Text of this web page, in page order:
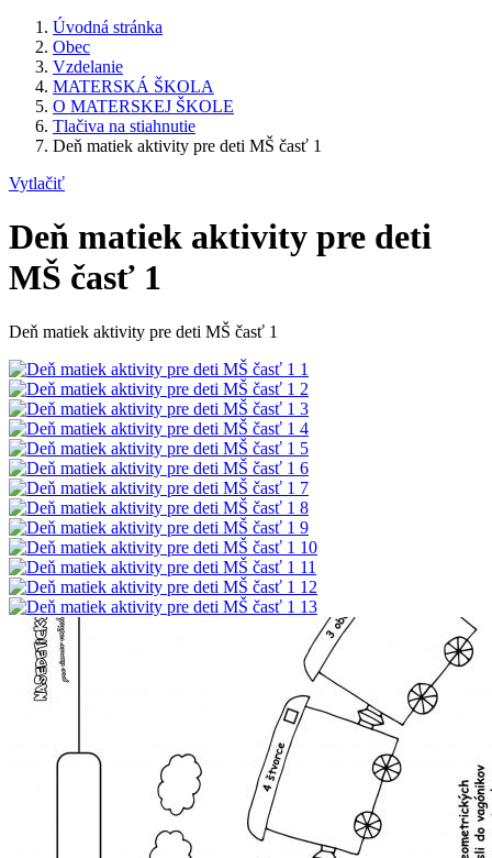
Úvodná stránka
Obec
Vzdelanie
MATERSKÁ ŠKOLA
O MATERSKEJ ŠKOLE
Tlačiva na stiahnutie
Deň matiek aktivity pre deti MŠ časť 1
Vytlačiť
Deň matiek aktivity pre deti
MŠ časť 1
Deň matiek aktivity pre deti MŠ časť 1